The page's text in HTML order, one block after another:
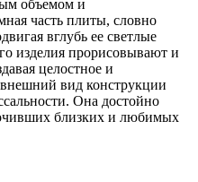
объемом и
часть плиты, словно
вглубь ее светлые
изделия прорисовывают и
целостное и
вид конструкции
Она достойно
близких и любимых